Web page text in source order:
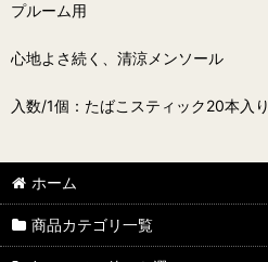
プルーム用
心地よさ続く、清涼メンソール
入数/1個：たばこスティック20本入り
ホーム
商品カテゴリ一覧